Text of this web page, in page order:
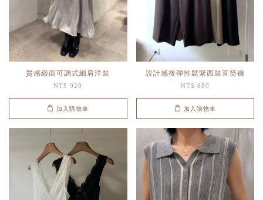
質感緞面可調式細肩洋裝
NT$ 920
加入購物車
設計感後彈性鬆緊西裝直筒褲
NT$ 880
加入購物車